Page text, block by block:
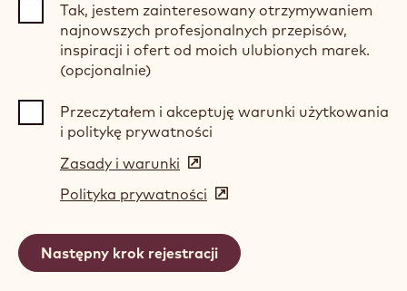
Tak, jestem zainteresowany otrzymywaniem
najnowszych profesjonalnych przepisów,
inspiracji i ofert od moich ulubionych marek.
(opcjonalnie)
Przeczytałem i akceptuję warunki użytkowania
i politykę prywatności
Zasady i warunki (opens
a
window)
Polityka prywatności (opens
a
new